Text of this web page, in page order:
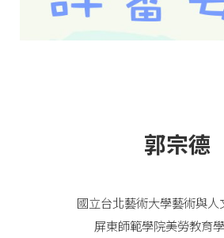
郭宗德
國立台北藝術大學藝術與人
屏東師範學院美勞教育